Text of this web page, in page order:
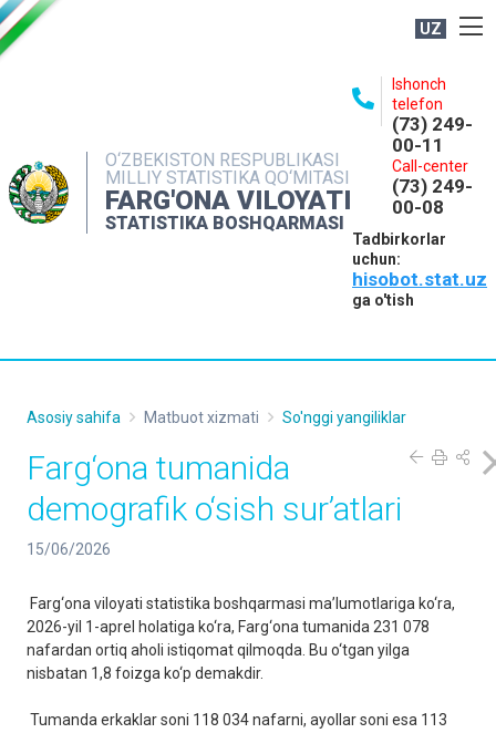
UZ
O‘ZBEKISTON RESPUBLIKASI
MILLIY STATISTIKA QO‘MITASI
FARG'ONA VILOYATI
STATISTIKA BOSHQARMASI
Ishonch
telefon
(73) 249-
00-11
Call-center
(73) 249-
00-08
Tadbirkorlar
uchun:
hisobot.stat.uz
ga o'tish
NASHRLAR
INTERAKTIV XIZMATLAR
MATBUOT XIZMATI
Asosiy sahifa Matbuot xizmati So'nggi yangiliklar
Farg‘ona tumanida
demografik o‘sish sur’atlari
15/06/2026
Farg‘ona viloyati statistika boshqarmasi ma’lumotlariga ko‘ra,
2026-yil 1-aprel holatiga ko‘ra, Farg‘ona tumanida 231 078
nafardan ortiq aholi istiqomat qilmoqda. Bu o‘tgan yilga
nisbatan 1,8 foizga ko‘p demakdir.
Tumanda erkaklar soni 118 034 nafarni, ayollar soni esa 113